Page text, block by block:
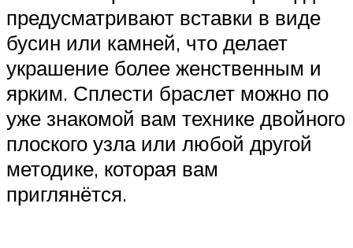
предусматривают вставки в виде
бусин или камней, что делает
украшение более женственным и
ярким. Сплести браслет можно по
уже знакомой вам технике двойного
плоского узла или любой другой
методике, которая вам
приглянётся.